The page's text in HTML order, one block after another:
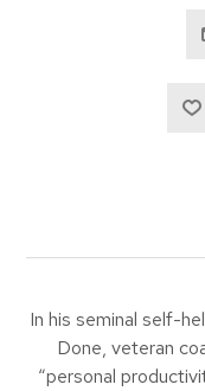
In his seminal self-
Done, veteran
“personal